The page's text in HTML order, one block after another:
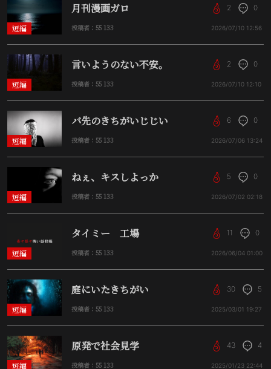
短編
月刊漫画ガロ
投稿者：55 133
2 0
2026/07/10 12:56
短編
言いようのない不安。
投稿者：55 133
2 0
2026/07/10 12:10
短編
バ先のきちがいじじい
投稿者：55 133
6 0
2026/07/06 13:24
短編
ねぇ、キスしよっか
投稿者：55 133
5 0
2026/07/02 02:18
短編
タイミー 工場
投稿者：55 133
11 0
2026/06/04 01:00
短編
庭にいたきちがい
投稿者：55 133
30 5
2025/03/01 19:27
短編
原発で社会見学
投稿者：55 133
43 4
2025/01/23 22:44